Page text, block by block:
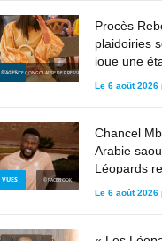
VUES
© AGENCE CONGOLAISE DE PRESSE
Procès
plaidoiries
joue une
justice
Le 6 août 2026
VUES © FACEBOOK
Chancel
Arabie
Léopards
Le 6 août 2026